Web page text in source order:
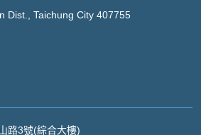
Dist., Taichung City 407755
路3號(綜合大樓)